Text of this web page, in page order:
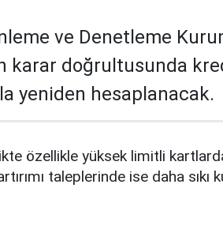
ve Denetleme
karar doğrultusunda
yeniden hesaplanacak.
özellikle yüksek limitli
taleplerinde ise daha sıkı